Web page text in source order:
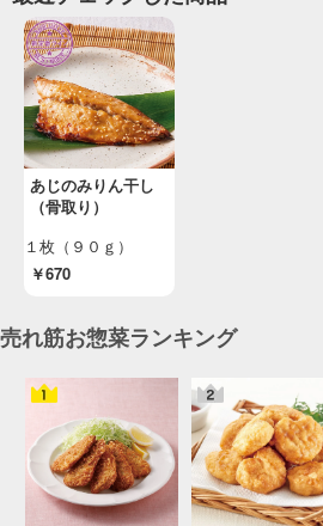
あじのみりん干し
（骨取り）
１枚（９０ｇ）
￥670
売れ筋お惣菜ランキング